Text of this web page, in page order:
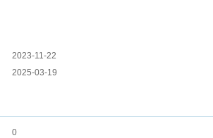
2023-11-22
2025-03-19
0